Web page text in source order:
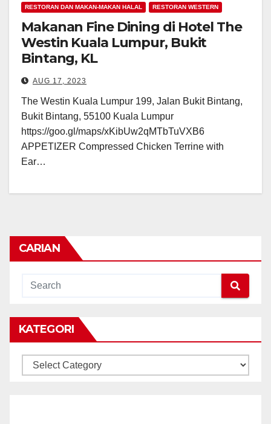
RESTORAN DAN MAKAN-MAKAN HALAL RESTORAN WESTERN
Makanan Fine Dining di Hotel The
Westin Kuala Lumpur, Bukit
Bintang, KL
AUG 17, 2023
The Westin Kuala Lumpur 199, Jalan Bukit Bintang,
Bukit Bintang, 55100 Kuala Lumpur
https://goo.gl/maps/xKibUw2qMTbTuVXB6
APPETIZER Compressed Chicken Terrine with
Ear…
CARIAN
KATEGORI
KATEGORI